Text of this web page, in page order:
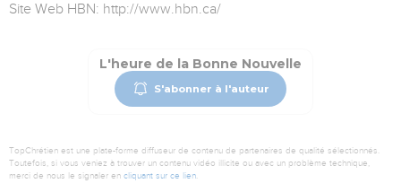
Site Web HBN: http://www.hbn.ca/
L'heure de la Bonne Nouvelle
S'abonner à l'auteur
TopChrétien est une plate-forme diffuseur de contenu de partenaires de qualité sélectionnés.
Toutefois, si vous veniez à trouver un contenu vidéo illicite ou avec un problème technique,
merci de nous le signaler en cliquant sur ce lien.